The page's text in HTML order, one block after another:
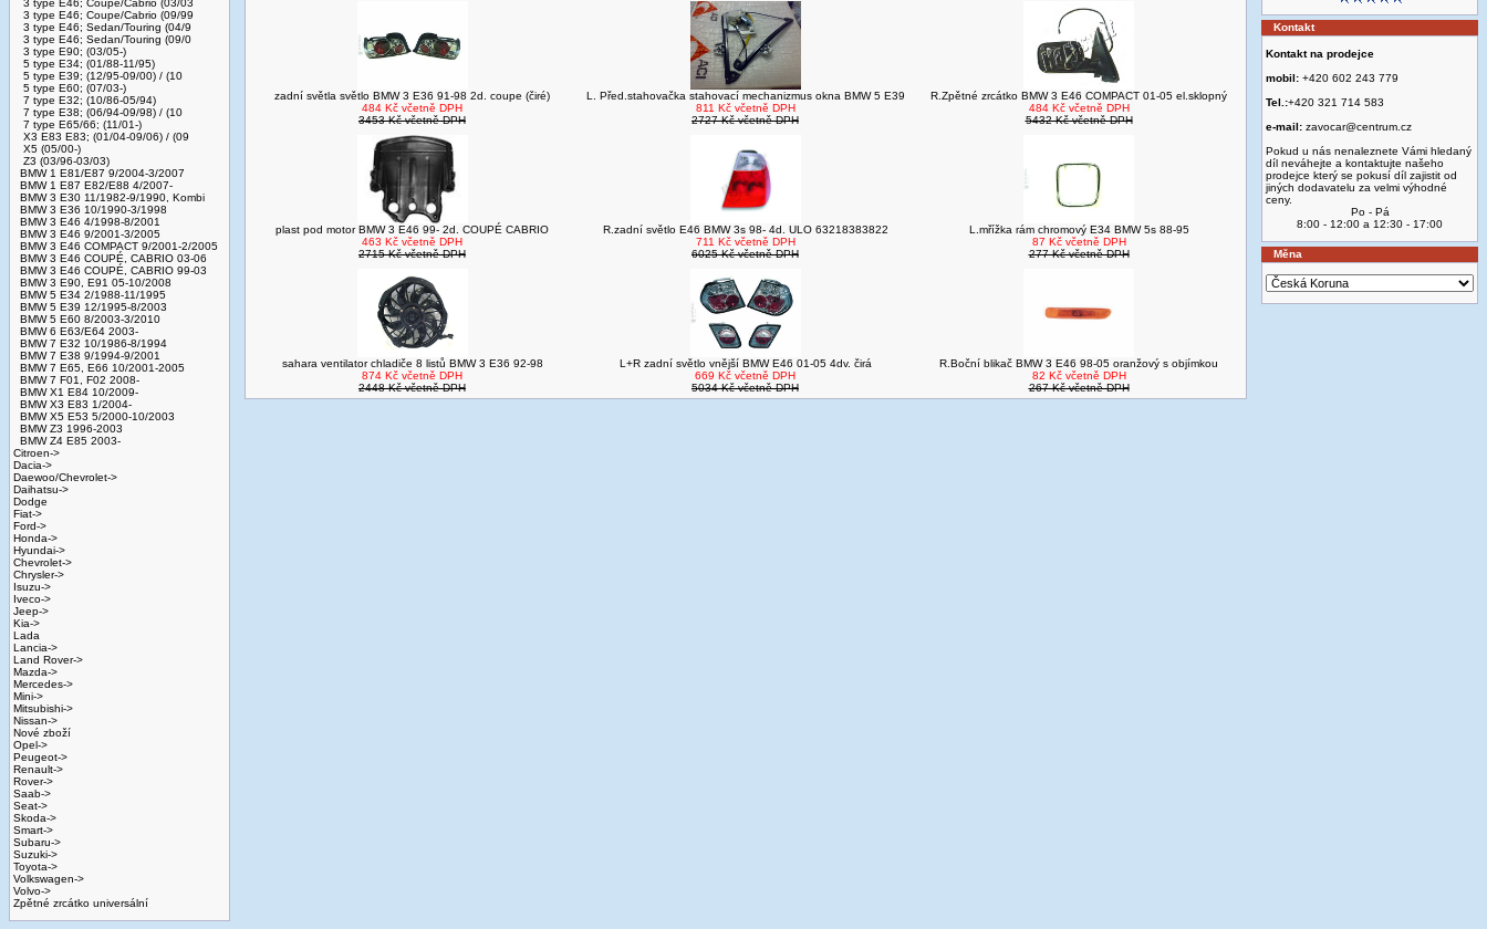
3 type E46; Coupe/Cabrio (03/03
3 type E46; Coupe/Cabrio (09/99
3 type E46; Sedan/Touring (04/9
3 type E46; Sedan/Touring (09/0
3 type E90; (03/05-)
5 type E34; (01/88-11/95)
5 type E39; (12/95-09/00) / (10
5 type E60; (07/03-)
7 type E32; (10/86-05/94)
7 type E38; (06/94-09/98) / (10
7 type E65/66; (11/01-)
X3 E83 E83; (01/04-09/06) / (09
X5 (05/00-)
Z3 (03/96-03/03)
BMW 1 E81/E87 9/2004-3/2007
BMW 1 E87 E82/E88 4/2007-
BMW 3 E30 11/1982-9/1990, Kombi
BMW 3 E36 10/1990-3/1998
BMW 3 E46 4/1998-8/2001
BMW 3 E46 9/2001-3/2005
BMW 3 E46 COMPACT 9/2001-2/2005
BMW 3 E46 COUPÉ, CABRIO 03-06
BMW 3 E46 COUPÉ, CABRIO 99-03
BMW 3 E90, E91 05-10/2008
BMW 5 E34 2/1988-11/1995
BMW 5 E39 12/1995-8/2003
BMW 5 E60 8/2003-3/2010
BMW 6 E63/E64 2003-
BMW 7 E32 10/1986-8/1994
BMW 7 E38 9/1994-9/2001
BMW 7 E65, E66 10/2001-2005
BMW 7 F01, F02 2008-
BMW X1 E84 10/2009-
BMW X3 E83 1/2004-
BMW X5 E53 5/2000-10/2003
BMW Z3 1996-2003
BMW Z4 E85 2003-
Citroen->
Dacia->
Daewoo/Chevrolet->
Daihatsu->
Dodge
Fiat->
Ford->
Honda->
Hyundai->
Chevrolet->
Chrysler->
Isuzu->
Iveco->
Jeep->
Kia->
Lada
Lancia->
Land Rover->
Mazda->
Mercedes->
Mini->
Mitsubishi->
Nissan->
Nové zboží
Opel->
Peugeot->
Renault->
Rover->
Saab->
Seat->
Skoda->
Smart->
Subaru->
Suzuki->
Toyota->
Volkswagen->
Volvo->
Zpětné zrcátko universální
zadní světla světlo BMW 3 E36 91-98 2d. coupe (čiré)
484 Kč včetně DPH
3453 Kč včetně DPH
L. Před.stahovačka stahovací mechanizmus okna BMW 5 E39
811 Kč včetně DPH
2727 Kč včetně DPH
R.Zpětné zrcátko BMW 3 E46 COMPACT 01-05 el.sklopný
484 Kč včetně DPH
5432 Kč včetně DPH
plast pod motor BMW 3 E46 99- 2d. COUPÉ CABRIO
463 Kč včetně DPH
2715 Kč včetně DPH
R.zadní světlo E46 BMW 3s 98- 4d. ULO 63218383822
711 Kč včetně DPH
6025 Kč včetně DPH
L.mřížka rám chromový E34 BMW 5s 88-95
87 Kč včetně DPH
277 Kč včetně DPH
sahara ventilator chladiče 8 listů BMW 3 E36 92-98
874 Kč včetně DPH
2448 Kč včetně DPH
L+R zadní světlo vnější BMW E46 01-05 4dv. čirá
669 Kč včetně DPH
5034 Kč včetně DPH
R.Boční blikač BMW 3 E46 98-05 oranžový s objímkou
82 Kč včetně DPH
267 Kč včetně DPH
Kontakt
Kontakt na prodejce
mobil: +420 602 243 779
Tel.:+420 321 714 583
e-mail: zavocar@centrum.cz
Pokud u nás nenaleznete Vámi hledaný
díl neváhejte a kontaktujte našeho
prodejce který se pokusí díl zajistit od
jiných dodavatelu za velmi výhodné
ceny.
Po - Pá
8:00 - 12:00 a 12:30 - 17:00
Měna